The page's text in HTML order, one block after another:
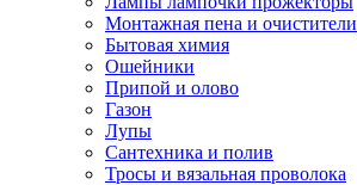
Монтажная пена и очистители
Бытовая химия
Ошейники
Припой и олово
Газон
Лупы
Сантехника и полив
Тросы и вязальная проволока